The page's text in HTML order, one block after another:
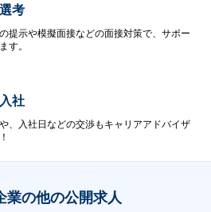
考
提示や模擬面接などの面接対策で、サポー
す。
社
、入社日などの交渉もキャリアアドバイザ
業の他の公開求人